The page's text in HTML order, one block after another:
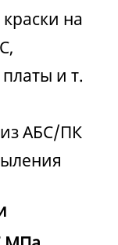
на
и т.
АБС/ПК